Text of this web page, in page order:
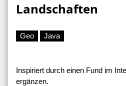
Landschaften
Geo Java
Inspiriert durch einen Fund im
ergänzen.